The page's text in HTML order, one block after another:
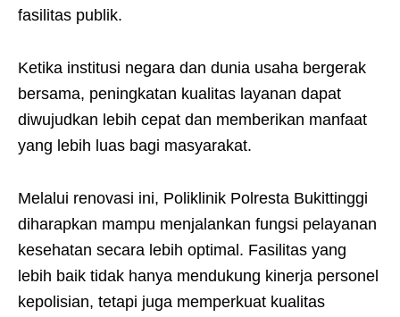
fasilitas publik.
Ketika institusi negara dan dunia usaha bergerak
bersama, peningkatan kualitas layanan dapat
diwujudkan lebih cepat dan memberikan manfaat
yang lebih luas bagi masyarakat.
Melalui renovasi ini, Poliklinik Polresta Bukittinggi
diharapkan mampu menjalankan fungsi pelayanan
kesehatan secara lebih optimal. Fasilitas yang
lebih baik tidak hanya mendukung kinerja personel
kepolisian, tetapi juga memperkuat kualitas